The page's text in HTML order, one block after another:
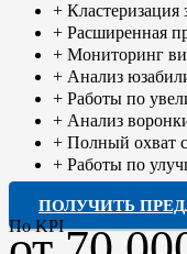
+ Кластеризация
+ Расширенная
+ Мониторинг
+ Анализ
+ Работы по
+ Анализ
+ Полный охват
+ Работы по
ПОЛУЧИТЬ
По KPI